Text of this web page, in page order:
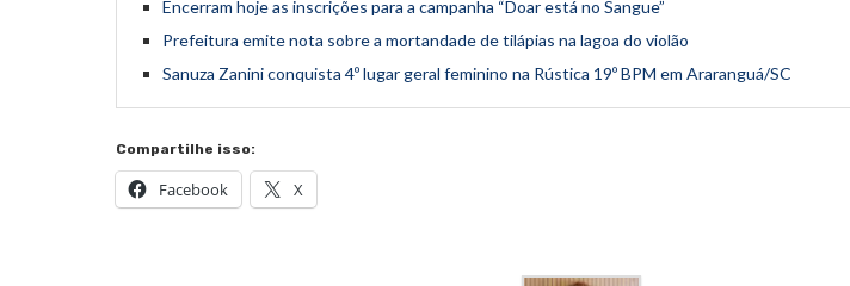
Encerram hoje as inscrições para a campanha “Doar está no Sangue”
Prefeitura emite nota sobre a mortandade de tilápias na lagoa do violão
Sanuza Zanini conquista 4º lugar geral feminino na Rústica 19º BPM em Araranguá/SC
Compartilhe isso:
Facebook X